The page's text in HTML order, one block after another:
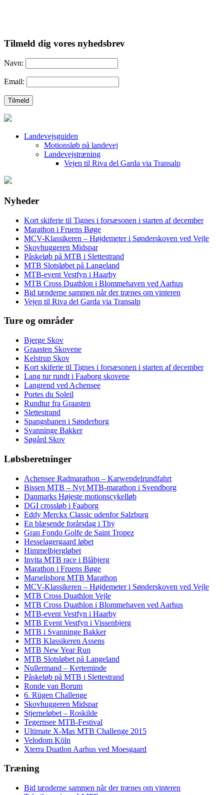
Tilmeld dig vores nyhedsbrev
Navn:
Email:
Landevejsguiden
Motionsløb på landevej
Landevejstræning
Vejen til Riva del Garda via Transalp
Nyheder
Kort skiferie til Tignes i forsæsonen i starten af december
Marathon i Fruens Bøge
MCV-Klassikeren – Højdemeter i Sønderskoven ved Vejle
Skovhuggeren Midspar
Påskeløb på MTB i Slettestrand
MTB Slotsløbet på Langeland
MTB-event Vestfyn i Haarby
MTB Cross Duathlon i Blommehaven ved Aarhus
Bid tænderne sammen når der trænes om vinteren
Vejen til Riva del Garda via Transalp
Ture og områder
Bjerge Skov
Graasten Skovene
Kelstrup Skov
Kort skiferie til Tignes i forsæsonen i starten af december
Lang tur rundt i Faaborg skovene
Langrend ved Achensee
Portes du Soleil
Rundtur fra Graasten
Slettestrand
Spangsbanen i Sønderborg
Svanninge Bakker
Søgård Skov
Løbsberetninger
Achensee Radmarathon – Karwendelrundfahrt
Bissen MTB – Nyt MTB-marathon i Svendborg
Danmarks Højeste motionscykelløb
DGI crossløb i Faaborg
Eddy Merckx Classic udenfor Salzburg
En blæsende forårsdag i Thy
Gran Fondo Golfe de Saint Tropez
Hesselagergaard løbet
Himmelbjergløbet
Invita MTB race i Blåbjerg
Marathon i Fruens Bøge
Marselisborg MTB Marathon
MCV-Klassikeren – Højdemeter i Sønderskoven ved Vejle
MTB Cross Duathlon Vejle
MTB Cross Duathlon i Blommehaven ved Aarhus
MTB-event Vestfyn i Haarby
MTB Event Vestfyn i Vissenbjerg
MTB i Svanninge Bakker
MTB Klassikeren Assens
MTB New Year Run
MTB Slotsløbet på Langeland
Nullermand – Kerteminde
Påskeløb på MTB i Slettestrand
Ronde van Borum
6. Rügen Challenge
Skovhuggeren Midspar
Stjerneløbet – Roskilde
Tegernsee MTB-Festival
Ultimate X-Mas MTB Challenge 2015
Velodom Köln
Xterra Duatlon Aarhus ved Moesgaard
Træning
Bid tænderne sammen når der trænes om vinteren